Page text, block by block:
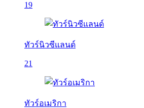
19
ทัวร์นิวซีแลนด์
21
ทัวร์อเมริกา